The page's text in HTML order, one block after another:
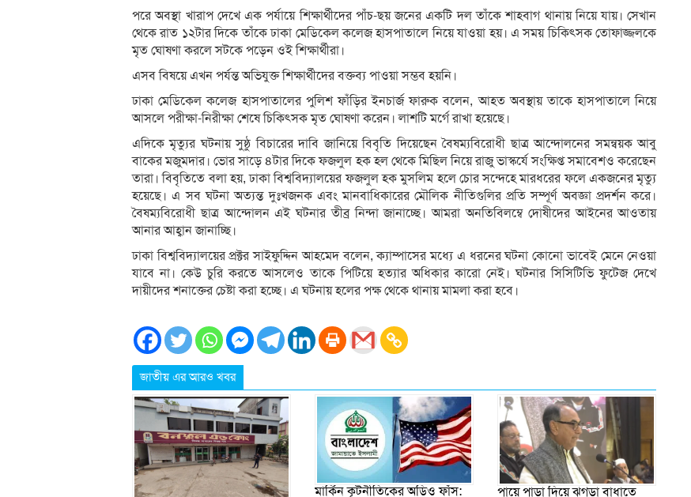
পরে অবস্থা খারাপ দেখে এক পর্যায়ে শিক্ষার্থীদের পাঁচ-ছয় জনের একটি দল তাঁকে শাহবাগ থানায় নিয়ে যায়। সেখান
থেকে রাত ১২টার দিকে তাঁকে ঢাকা মেডিকেল কলেজ হাসপাতালে নিয়ে যাওয়া হয়। এ সময় চিকিৎসক তোফাজ্জলকে
মৃত ঘোষণা করলে সটকে পড়েন ওই শিক্ষার্থীরা।
এসব বিষয়ে এখন পর্যন্ত অভিযুক্ত শিক্ষার্থীদের বক্তব্য পাওয়া সম্ভব হয়নি।
ঢাকা মেডিকেল কলেজ হাসপাতালের পুলিশ ফাঁড়ির ইনচার্জ ফারুক বলেন, আহত অবস্থায় তাকে হাসপাতালে নিয়ে
আসলে পরীক্ষা-নিরীক্ষা শেষে চিকিৎসক মৃত ঘোষণা করেন। লাশটি মর্গে রাখা হয়েছে।
এদিকে মৃত্যুর ঘটনায় সুষ্ঠু বিচারের দাবি জানিয়ে বিবৃতি দিয়েছেন বৈষম্যবিরোধী ছাত্র আন্দোলনের সমন্বয়ক আবু
বাকের মজুমদার। ভোর সাড়ে ৪টার দিকে ফজলুল হক হল থেকে মিছিল নিয়ে রাজু ভাস্কর্যে সংক্ষিপ্ত সমাবেশও করেছেন
তারা। বিবৃতিতে বলা হয়, ঢাকা বিশ্ববিদ্যালয়ের ফজলুল হক মুসলিম হলে চোর সন্দেহে মারধরের ফলে একজনের মৃত্যু
হয়েছে। এ সব ঘটনা অত্যন্ত দুঃখজনক এবং মানবাধিকারের মৌলিক নীতিগুলির প্রতি সম্পূর্ণ অবজ্ঞা প্রদর্শন করে।
বৈষম্যবিরোধী ছাত্র আন্দোলন এই ঘটনার তীব্র নিন্দা জানাচ্ছে। আমরা অনতিবিলম্বে দোষীদের আইনের আওতায়
আনার আহ্বান জানাচ্ছি।
ঢাকা বিশ্ববিদ্যালয়ের প্রক্টর সাইফুদ্দিন আহমেদ বলেন, ক্যাম্পাসের মধ্যে এ ধরনের ঘটনা কোনো ভাবেই মেনে নেওয়া
যাবে না। কেউ চুরি করতে আসলেও তাকে পিটিয়ে হত্যার অধিকার কারো নেই। ঘটনার সিসিটিভি ফুটেজ দেখে
দায়ীদের শনাক্তের চেষ্টা করা হচ্ছে। এ ঘটনায় হলের পক্ষ থেকে থানায় মামলা করা হবে।
জাতীয় এর আরও খবর
মার্কিন কূটনীতিকের অডিও ফাঁস: পায়ে পাড়া দিয়ে ঝগড়া বাধাতে